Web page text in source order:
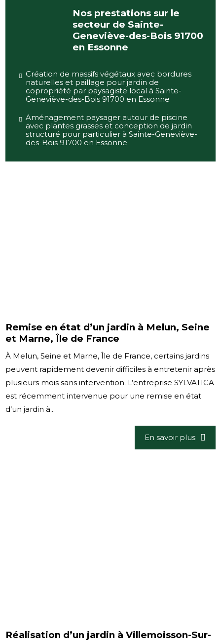
Nos prestations sur le
secteur de Sainte-
Geneviève-des-Bois 91700
en Essonne
Création de massifs végétaux avec bordures
naturelles et paillage pour jardin de
copropriété par paysagiste local à Sainte-
Geneviève-des-Bois 91700 en Essonne
Aménagement paysager autour de piscine
avec plantes grasses et conception de jardin
structuré pour particulier à Sainte-Geneviève-
des-Bois 91700 en Essonne
Remise en état d’un jardin à Melun, Seine
et Marne, Île de France
À Melun, Seine et Marne, Île de France, certains jardins
peuvent rapidement devenir difficiles à entretenir après
plusieurs mois sans intervention. L’entreprise SYLVATICA
est récemment intervenue pour une remise en état
d’un jardin à...
En savoir plus
Réalisation d’un jardin à Villemoisson-Sur-